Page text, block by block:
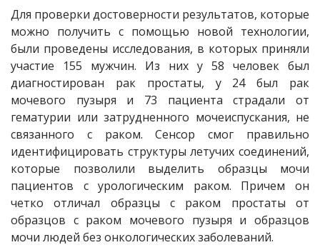
Для проверки достоверности результатов, которые
можно получить с помощью новой технологии,
были проведены исследования, в которых приняли
участие 155 мужчин. Из них у 58 человек был
диагностирован рак простаты, у 24 был рак
мочевого пузыря и 73 пациента страдали от
гематурии или затрудненного мочеиспускания, не
связанного с раком. Сенсор смог правильно
идентифицировать структуры летучих соединений,
которые позволили выделить образцы мочи
пациентов с урологическим раком. Причем он
четко отличал образцы с раком простаты от
образцов с раком мочевого пузыря и образцов
мочи людей без онкологических заболеваний.